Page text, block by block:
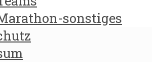
sonstiges